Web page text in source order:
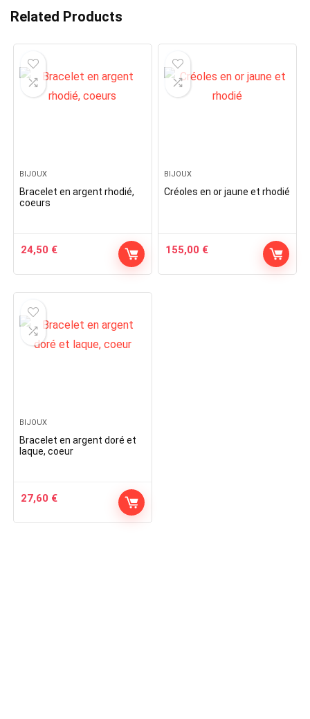
Related Products
BIJOUX
Bracelet en argent rhodié,
coeurs
24,50 €
BIJOUX
Créoles en or jaune et rhodié
155,00 €
BIJOUX
Bracelet en argent doré et
laque, coeur
27,60 €